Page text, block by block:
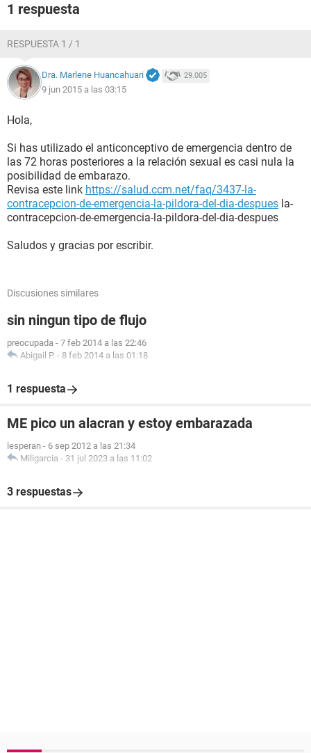
1 respuesta
RESPUESTA 1 / 1
Dra. Marlene Huancahuari 29.005
9 jun 2015 a las 03:15
Hola,
Si has utilizado el anticonceptivo de emergencia dentro de
las 72 horas posteriores a la relación sexual es casi nula la
posibilidad de embarazo.
Revisa este link https://salud.ccm.net/faq/3437-la-
contracepcion-de-emergencia-la-pildora-del-dia-despues la-
contracepcion-de-emergencia-la-pildora-del-dia-despues
Saludos y gracias por escribir.
Discusiones similares
sin ningun tipo de flujo
preocupada - 7 feb 2014 a las 22:46
Abigail P. - 8 feb 2014 a las 01:18
1 respuesta
ME pico un alacran y estoy embarazada
lesperan - 6 sep 2012 a las 21:34
Miligarcia - 31 jul 2023 a las 11:02
3 respuestas